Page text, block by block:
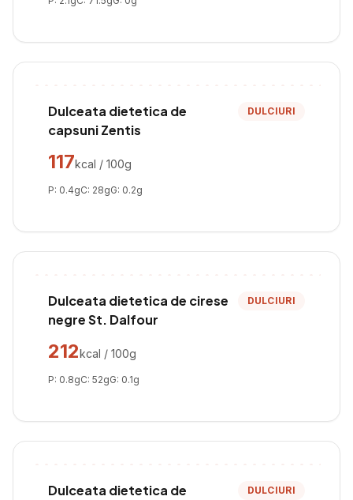
Dulceata dietetica de
capsuni Zentis
DULCIURI
117kcal / 100g
P: 0.4gC: 28gG: 0.2g
Dulceata dietetica de cirese
negre St. Dalfour
DULCIURI
212kcal / 100g
P: 0.8gC: 52gG: 0.1g
Dulceata dietetica de
DULCIURI